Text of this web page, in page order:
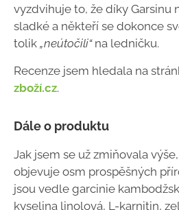
vyzdvihuje to, že díky Garsinu
sladké a někteří se dokonce
tolik „neútočili“na ledničku.
Recenze jsem hledala na
zboží.cz.
Dále o produktu
Jak jsem se už zmiňovala
objevuje osm prospěšných
jsou vedle garcinie
kyselina linolová, L-karnitin,